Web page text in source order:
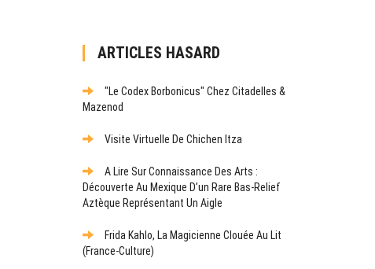
ARTICLES HASARD
"Le Codex Borbonicus" Chez Citadelles &
Mazenod
Visite Virtuelle De Chichen Itza
A Lire Sur Connaissance Des Arts :
Découverte Au Mexique D’un Rare Bas-Relief
Aztèque Représentant Un Aigle
Frida Kahlo, La Magicienne Clouée Au Lit
(France-Culture)